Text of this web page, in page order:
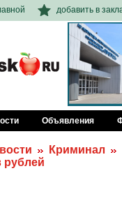
добавить в
Объявления
Криминал
рублей